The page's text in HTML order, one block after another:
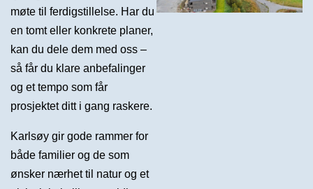
møte til ferdigstillelse. Har du
en tomt eller konkrete planer,
kan du dele dem med oss –
så får du klare anbefalinger
og et tempo som får
prosjektet ditt i gang raskere.
Karlsøy gir gode rammer for
både familier og de som
ønsker nærhet til natur og et